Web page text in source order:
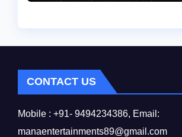
CONTACT US
Mobile : +91- 9494234386, Email:
manaentertainments89@gmail.com